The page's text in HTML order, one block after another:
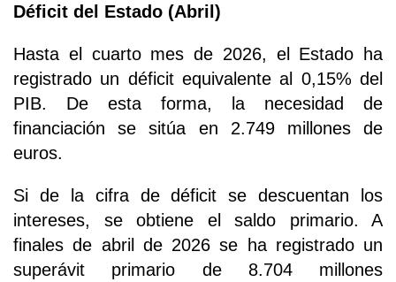
Déficit del Estado (Abril)
Hasta el cuarto mes de 2026, el Estado ha
registrado un déficit equivalente al 0,15% del
PIB. De esta forma, la necesidad de
financiación se sitúa en 2.749 millones de
euros.
Si de la cifra de déficit se descuentan los
intereses, se obtiene el saldo primario. A
finales de abril de 2026 se ha registrado un
superávit primario de 8.704 millones